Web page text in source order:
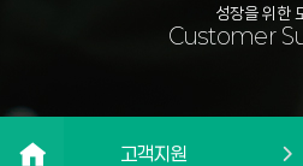
성장을 위한
Customer
고객지원